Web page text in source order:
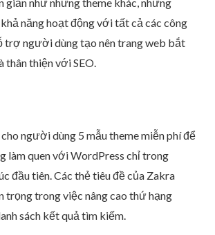
năng hoạt động với tất cả các công
trợ người dùng tạo nên trang web bắt
thiện với SEO.
người dùng 5 mẫu theme miễn phí để
làm quen với WordPress chỉ trong
đầu tiên. Các thẻ tiêu đề của Zakra
trọng trong việc nâng cao thứ hạng
sách kết quả tìm kiếm.